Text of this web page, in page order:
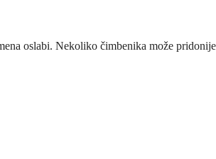
oslabi. Nekoliko čimbenika može